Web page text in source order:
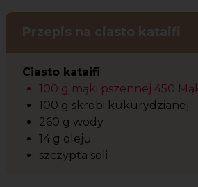
Przepis na ciasto kataifi
Ciasto kataifi
100 g mąki pszennej 450
100 g skrobi kukurydzianej
260 g wody
14 g oleju
szczypta soli